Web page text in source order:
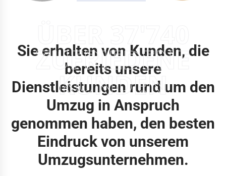
ZUFRIEDENE
KUNDEN
Sie erhalten von Kunden, die
bereits unsere
Dienstleistungen rund um den
Umzug in Anspruch
genommen haben, den besten
Eindruck von unserem
Umzugsunternehmen.